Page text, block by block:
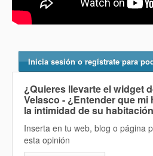
Inicia sesión o regístrate para
¿Quieres llevarte el widget
Velasco - ¿Entender que
la intimidad de su
Inserta en tu web, blog o página
esta opinión